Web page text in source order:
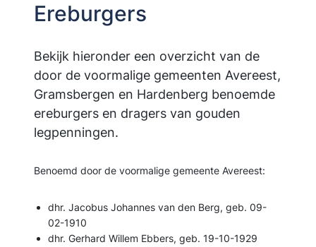
Ereburgers
Bekijk hieronder een overzicht van de
door de voormalige gemeenten Avereest,
Gramsbergen en Hardenberg benoemde
ereburgers en dragers van gouden
legpenningen.
Benoemd door de voormalige gemeente Avereest:
dhr. Jacobus Johannes van den Berg, geb. 09-
02-1910
dhr. Gerhard Willem Ebbers, geb. 19-10-1929